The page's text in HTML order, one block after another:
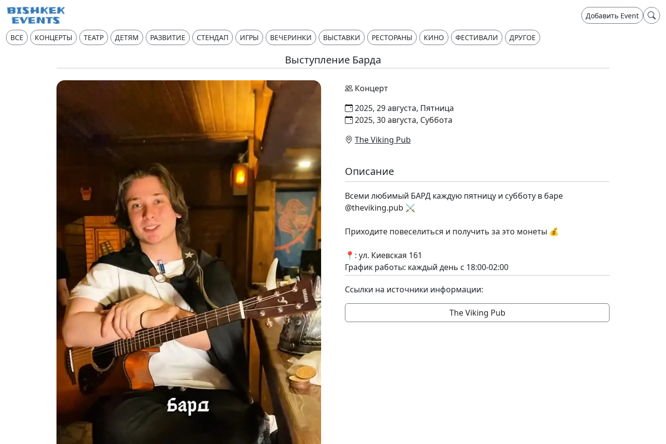
Добавить Event
ВСЕ КОНЦЕРТЫ ТЕАТР ДЕТЯМ РАЗВИТИЕ СТЕНДАП ИГРЫ ВЕЧЕРИНКИ ВЫСТАВКИ РЕСТОРАНЫ КИНО ФЕСТИВАЛИ ДРУГОЕ
Выступление Барда
Концерт
2025, 29 августа, Пятница
2025, 30 августа, Суббота
The Viking Pub
Описание
Всеми любимый БАРД каждую пятницу и субботу в баре
@theviking.pub ⚔️
Приходите повеселиться и получить за это монеты 💰
📍: ул. Киевская 161
График работы: каждый день с 18:00-02:00
Ссылки на источники информации:
The Viking Pub